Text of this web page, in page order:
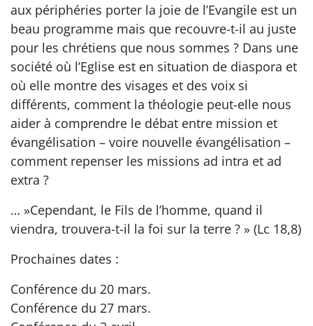
aux périphéries porter la joie de l’Evangile est un
beau programme mais que recouvre-t-il au juste
pour les chrétiens que nous sommes ? Dans une
société où l’Eglise est en situation de diaspora et
où elle montre des visages et des voix si
différents, comment la théologie peut-elle nous
aider à comprendre le débat entre mission et
évangélisation – voire nouvelle évangélisation –
comment repenser les missions ad intra et ad
extra ?
… »Cependant, le Fils de l’homme, quand il
viendra, trouvera-t-il la foi sur la terre ? » (Lc 18,8)
Prochaines dates :
Conférence du 20 mars.
Conférence du 27 mars.